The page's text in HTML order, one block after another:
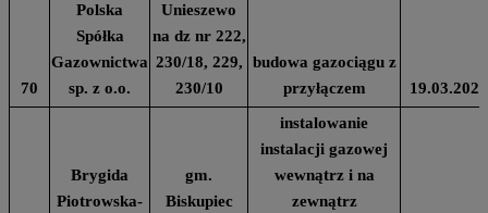
70
Polska
Spółka
Gazownictwa
sp. z o.o.
Unieszewo
na dz nr 222,
230/18, 229,
230/10
budowa gazociągu z
przyłączem
19.03.2024
Brygida
Piotrowska-
gm.
Biskupiec
instalowanie
instalacji gazowej
wewnątrz i na
zewnątrz